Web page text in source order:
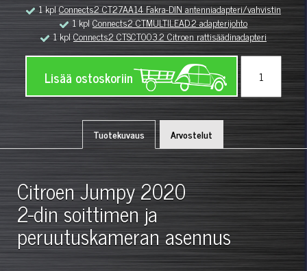
1 kplConnects2 CT27AA14 Fakra-DIN antenniadapteri/vahvistin
1 kpl Connects2 CTMULTILEAD.2 adapterijohto
1 kpl Connects2 CTSCT003.2 Citroen rattisäädinadapteri
Lisää ostoskoriin
Tuotekuvaus Arvostelut
Citroen Jumpy 2020
2-din soittimen ja
peruutuskameran asennus